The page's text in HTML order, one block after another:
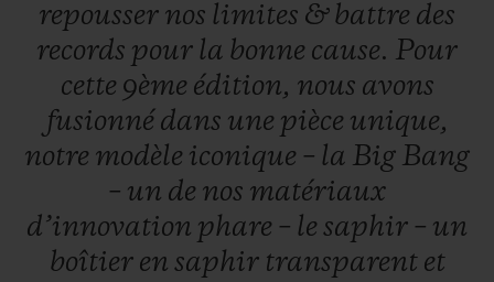
repousser nos limites &battre des
records pour la bonne cause. Pour
cette 9ème édition, nous avons
fusionné dans une pièce unique,
notre modèle iconique – la Big Bang
– un de nos matériaux
d’innovation phare – le saphir – un
boîtier en saphir transparent et